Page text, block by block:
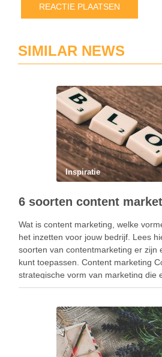
SIMILAR NEWS
Inspiratie
6 soorten content
Wat is content marketing, welke
het inzetten voor jouw bedrijf. Lees
soorten van contentmarketing er zijn
kunt toepassen. Content marketing
strategische vorm van marketing die
waardevolle, …